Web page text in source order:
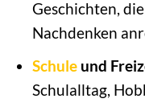
Geschichten,
Nachdenken
Schuleund
Schulalltag,